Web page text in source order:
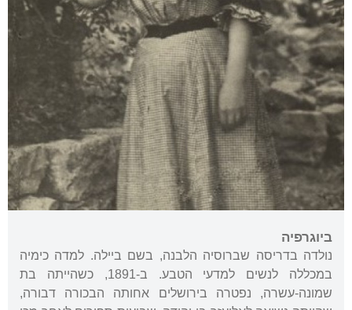
ביוגרפיה
נולדה בדריסה שברוסיה הלבנה, בשם ביילה. למדה כימיה
במכללה לנשים למדעי הטבע. ב-1891, כשהייתה בת
שמונה-עשרה, נפטרה בירושלים אחותה הבכורה דבורה,